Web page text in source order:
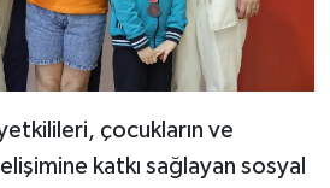
çocukların ve
katkı sağlayan sosyal